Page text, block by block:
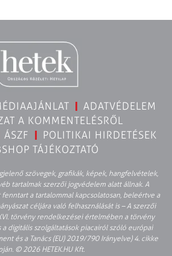
ADATVÉDELEM
A KOMMENTELÉSRŐL
ÁSZF
POLITIKAI HIRDETÉSEK
TÁJÉKOZTATÓ
szövegek, grafikák, képek, hangfelvételek,
tartalmak szerzői jogvédelem alatt állnak. A
a tartalommal kapcsolatosan, beleértve a
céljára való felhasználását is – A szerzői
törvény rendelkezései értelmében a törvény
a digitális szolgáltatások piacairól szóló európai
és a Tanács (EU) 2019/790 Irányelve) 4. cikke
© 2026 HETEK.HU Kft.